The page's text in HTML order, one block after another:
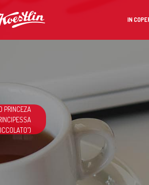
IN